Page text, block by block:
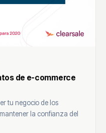
de e-commerce
tu negocio de los
la confianza del